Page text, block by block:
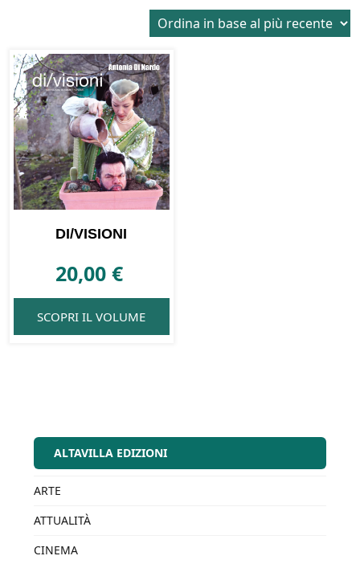
DI/VISIONI
20,00€
SCOPRI IL VOLUME
ALTAVILLA EDIZIONI
ARTE
ATTUALITÀ
CINEMA